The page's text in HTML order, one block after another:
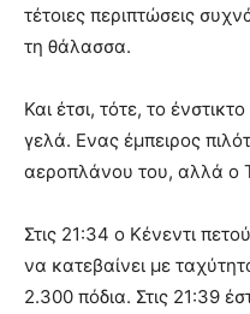
τέτοιες περιπτώσεις
τη θάλασσα.
Και έτσι, τότε, το
γελά. Ενας έμπειρος
αεροπλάνου του, αλλά ο
Στις 21:34 ο Κένεντι
να κατεβαίνει με
2.300 πόδια. Στις 21:39